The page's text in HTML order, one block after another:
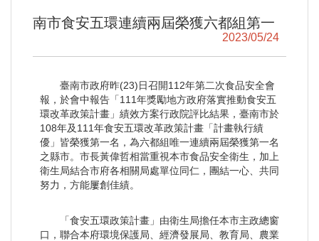
南市食安五環連續兩屆榮獲六都組第一
2023/05/24
臺南市政府昨(23)日召開112年第二次食品安全會
報，於會中報告「111年獎勵地方政府落實推動食安五
環改革政策計畫」績效方案行政院評比結果，臺南市於
108年及111年食安五環改革政策計畫「計畫執行績
優」皆榮獲第一名，為六都組唯一連續兩屆榮獲第一名
之縣市。市長黃偉哲相當重視本市食品安全衛生，加上
衛生局結合市府各相關局處單位同仁，團結一心、共同
努力，方能屢創佳績。
「食安五環政策計畫」由衛生局擔任本市主政總窗
口，聯合本府環境保護局、經濟發展局、教育局、農業